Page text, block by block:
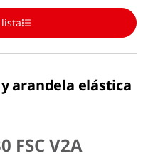
arandela elástica
FSC V2A